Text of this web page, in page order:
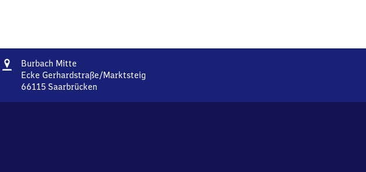
Adresse
Burbach Mitte
Mitte
Ecke Gerhardstraße/Marktsteig
66115 Saarbrücken